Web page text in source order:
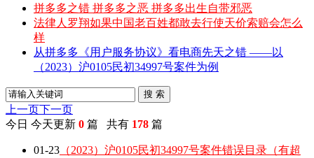
拼多多之错 拼多多之恶 拼多多出生自带邪恶
法律人罗翔如果中国老百姓都敢去行使天价索赔会怎么
样
从拼多多《用户服务协议》看电商先天之错 ——以
（2023）沪0105民初34997号案件为例
搜 索
上一页下一页
今日 今天更新 0 篇 共有 178 篇
01-23 （2023）沪0105民初34997号案件错误目录（有超